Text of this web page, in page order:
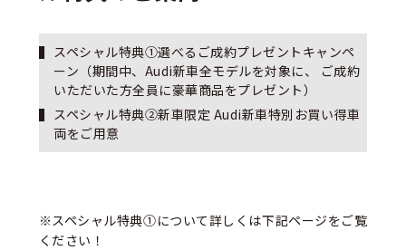
スペシャル特典①選べるご成約プレゼントキャンペ
ーン（期間中、Audi新車全モデルを対象に、 ご成約
いただいた方全員に豪華商品をプレゼント）
スペシャル特典②新車限定 Audi新車特別お買い得車
両をご用意
※スペシャル特典①について詳しくは下記ページをご覧
ください！